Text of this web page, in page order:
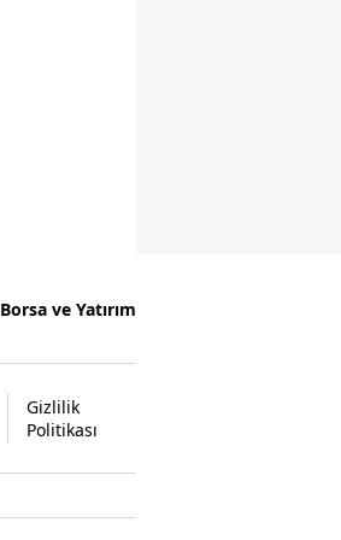
Borsa ve Yatırım
Gizlilik
Politikası